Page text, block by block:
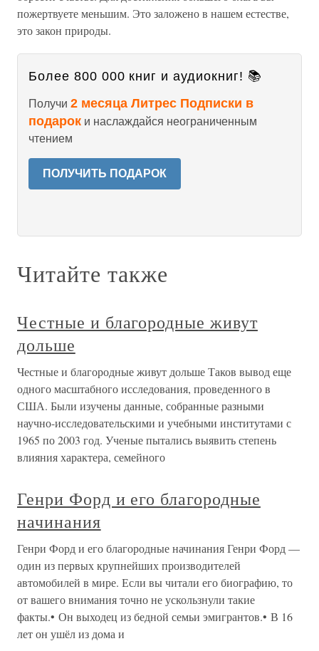
пожертвуете меньшим. Это заложено в нашем естестве,
это закон природы.
Более 800 000 книг и аудиокниг! 📚
Получи 2 месяца Литрес Подписки в
подарок и наслаждайся неограниченным
чтением
ПОЛУЧИТЬ ПОДАРОК
Читайте также
Честные и благородные живут
дольше
Честные и благородные живут дольше Таков вывод еще
одного масштабного исследования, проведенного в
США. Были изучены данные, собранные разными
научно-исследовательскими и учебными институтами с
1965 по 2003 год. Ученые пытались выявить степень
влияния характера, семейного
Генри Форд и его благородные
начинания
Генри Форд и его благородные начинания Генри Форд —
один из первых крупнейших производителей
автомобилей в мире. Если вы читали его биографию, то
от вашего внимания точно не ускользнули такие
факты.• Он выходец из бедной семьи эмигрантов.• В 16
лет он ушёл из дома и